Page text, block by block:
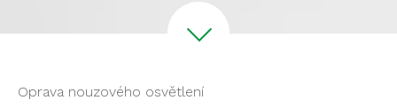
Oprava nouzového osvětlení